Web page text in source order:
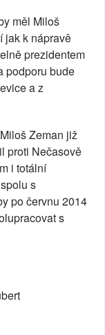
měl Miloš
jak k nápravě
prezidentem
podporu bude
a z
Zeman již
proti Nečasově
i totální
s
po červnu 2014
s